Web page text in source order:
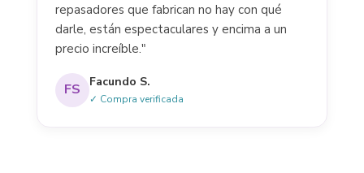
repasadores que fabrican no hay con qué
darle, están espectaculares y encima a un
precio increíble."
FS Facundo S.
✓ Compra verificada